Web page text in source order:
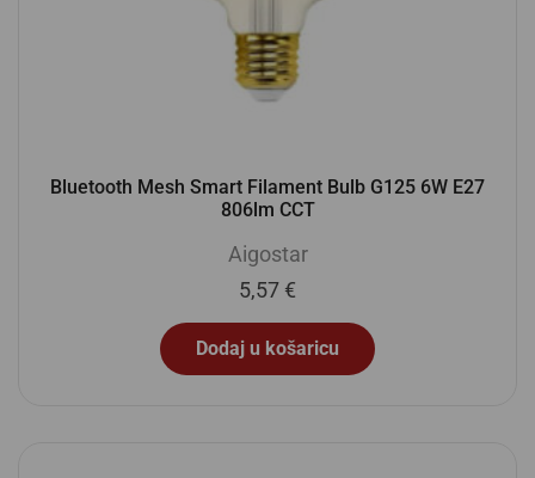
Bluetooth Mesh Smart Filament Bulb G125 6W E27
806lm CCT
Aigostar
5,57 €
Dodaj u košaricu